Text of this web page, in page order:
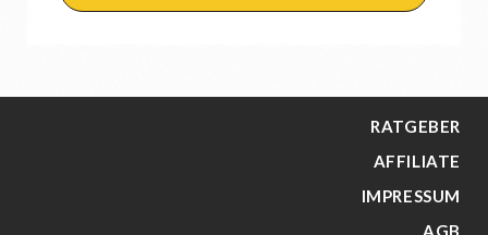
RATGEBER
AFFILIATE
IMPRESSUM
AGB